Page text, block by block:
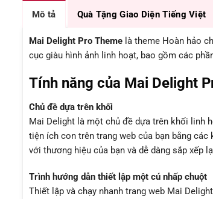
Mô tả Quà Tặng Giao Diện Tiếng Việt
Mai Delight Pro Theme là theme Hoàn hảo
cục giàu hình ảnh linh hoạt, bao gồm các
Tính năng của Mai Delight
Chủ đề dựa trên khối
Mai Delight là một chủ đề dựa trên khối linh
tiện ích con trên trang web của bạn bằng
với thương hiệu của bạn và dễ dàng sắp xếp
Trình hướng dẫn thiết lập một cú nhấp chuột
Thiết lập và chạy nhanh trang web Mai